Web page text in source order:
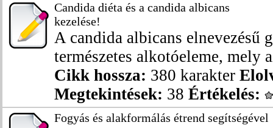
Candida diéta és a candida albicans
kezelése!
A candida albicans elnevezésű
természetes alkotóeleme, mely
Cikk hossza: 380 karakter
Megtekintések: 38 Értékelés:
Fogyás és alakformálás étrend segítségével